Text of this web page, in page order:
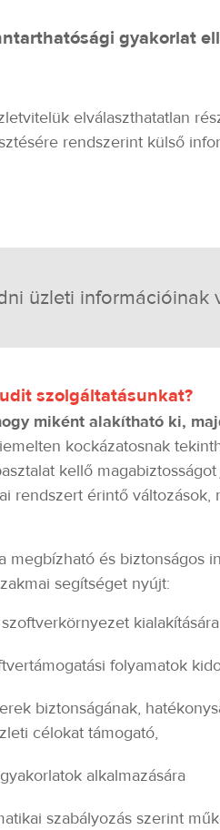
gyakorlat
elválaszthatatlan
rendszerint külső
üzleti információinak
szolgáltatásunkat?
miként alakítható ki,
kockázatosnak
kellő
rendszert érintő
megbízható és
segítséget nyújt:
kialakítására
folyamatok
biztonságának,
célokat támogató,
alkalmazására
szabályozás szerint